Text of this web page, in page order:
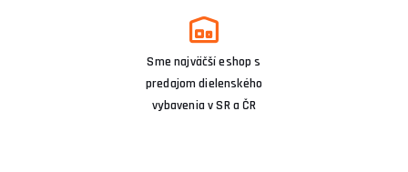
Sme najväčší eshop s
predajom dielenského
vybavenia v SR a ČR